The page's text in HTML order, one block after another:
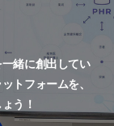
緒に創出してい
トフォームを、
う！